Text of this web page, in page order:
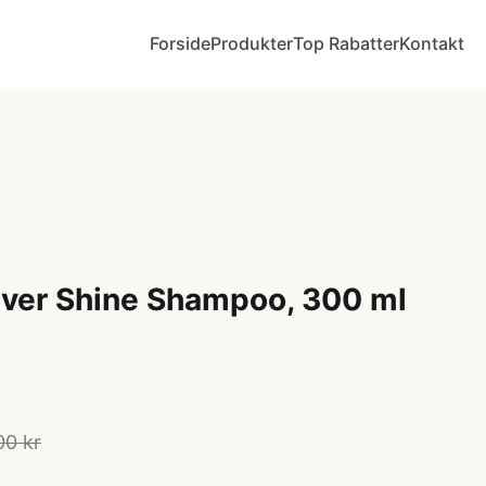
ForsideProdukterTop RabatterKontakt
Shine Shampoo, 300 ml
kr